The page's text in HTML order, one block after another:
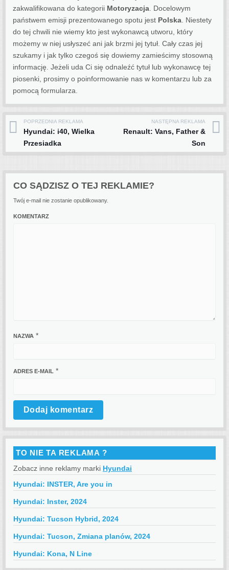
zakwalifikowana do kategorii Motoryzacja. Docelowym
państwem emisji prezentowanego spotu jest Polska. Niestety
do tej chwili nie wiemy kto jest wykonawcą utworu, który
możemy w niej usłyszeć ani jak brzmi jej tytuł. Cały czas jej
szukamy i jak tylko czegoś się dowiemy zamieścimy stosowną
informację. Jeżeli uda Ci się odnaleźć tytuł lub wykonawcę tej
piosenki, prosimy o poinformowanie nas w komentarzu lub za
pomocą formularza.
Post navigation
POPRZEDNIA REKLAMA
Hyundai: i40, Wielka
Przesiadka
NASTĘPNA REKLAMA
Renault: Vans, Father &
Son
CO SĄDZISZ O TEJ REKLAMIE?
Twój e-mail nie zostanie opublikowany.
KOMENTARZ
NAZWA *
ADRES E-MAIL *
TO NIE TA REKLAMA ?
Zobacz inne reklamy marki Hyundai
Hyundai: INSTER, Are you in
Hyundai: Inster, 2024
Hyundai: Tucson Hybrid, 2024
Hyundai: Tucson, Zmiana planów, 2024
Hyundai: Kona, N Line